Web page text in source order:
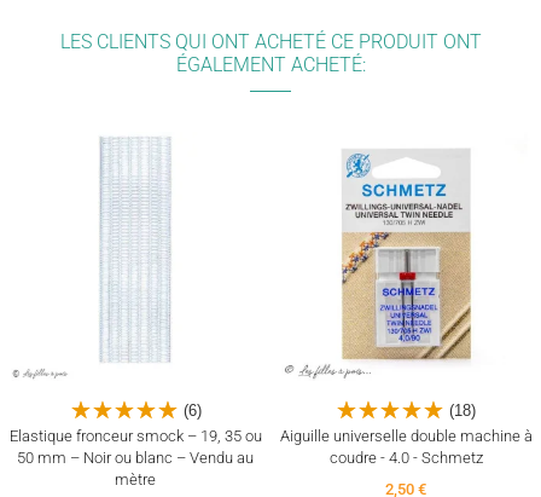
LES CLIENTS QUI ONT ACHETÉ CE PRODUIT ONT
ÉGALEMENT ACHETÉ:
(6)
Elastique fronceur smock – 19, 35 ou
50 mm – Noir ou blanc – Vendu au
mètre
(18)
Aiguille universelle double machine à
coudre - 4.0 - Schmetz
2,50 €